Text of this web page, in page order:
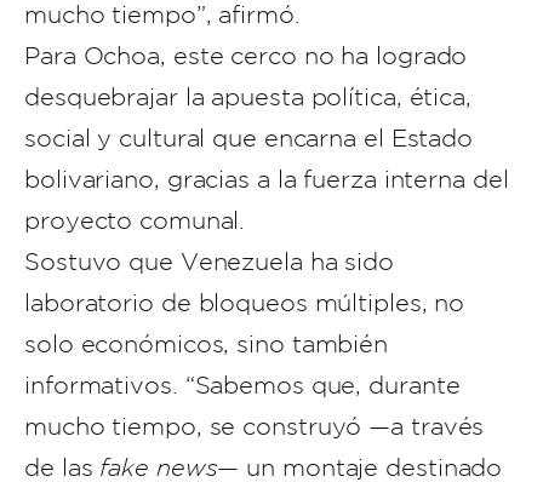
mucho tiempo”, afirmó.
Para Ochoa, este cerco no ha logrado
desquebrajar la apuesta política, ética,
social y cultural que encarna el Estado
bolivariano, gracias a la fuerza interna del
proyecto comunal.
Sostuvo que Venezuela ha sido
laboratorio de bloqueos múltiples, no
solo económicos, sino también
informativos. “Sabemos que, durante
mucho tiempo, se construyó —a través
de las fake news— un montaje destinado